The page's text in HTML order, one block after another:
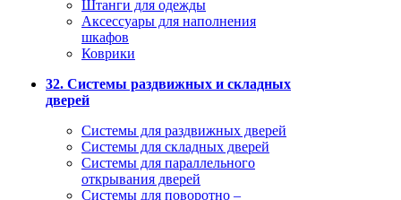
Штанги для одежды
Аксессуары для наполнения
шкафов
Коврики
32. Системы раздвижных и складных
дверей
Системы для раздвижных дверей
Системы для складных дверей
Системы для параллельного
открывания дверей
Системы для поворотно –